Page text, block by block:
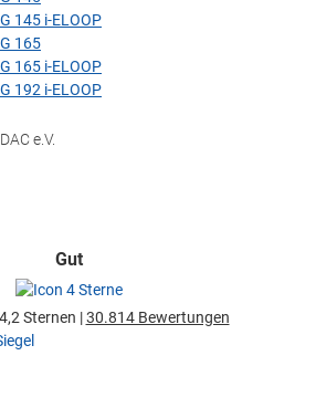
145 i-ELOOP
165
165 i-ELOOP
192 i-ELOOP
e.V.
Gut
Sternen |30.814 Bewertungen